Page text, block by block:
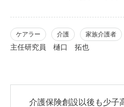
ケアラー 介護 家族介護者
主任研究員 樋口 拓也
介護保険創設以後も少子